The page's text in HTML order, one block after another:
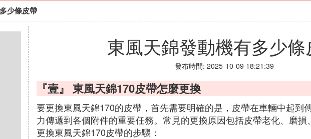
少條皮帶
東風天錦發動機有多少條
發布時間: 2025-10-09 18:21:39
『壹』 東風天錦170皮帶怎麼更換
要更換東風天錦170的皮帶，首先需要明確的是，皮帶在車輛中起到
力傳遞到各個附件的重要任務。常見的更換原因包括皮帶老化、磨
更換東風天錦170皮帶的步驟：